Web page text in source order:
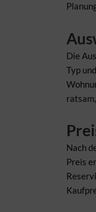
Die
Typ
Nach
Preis